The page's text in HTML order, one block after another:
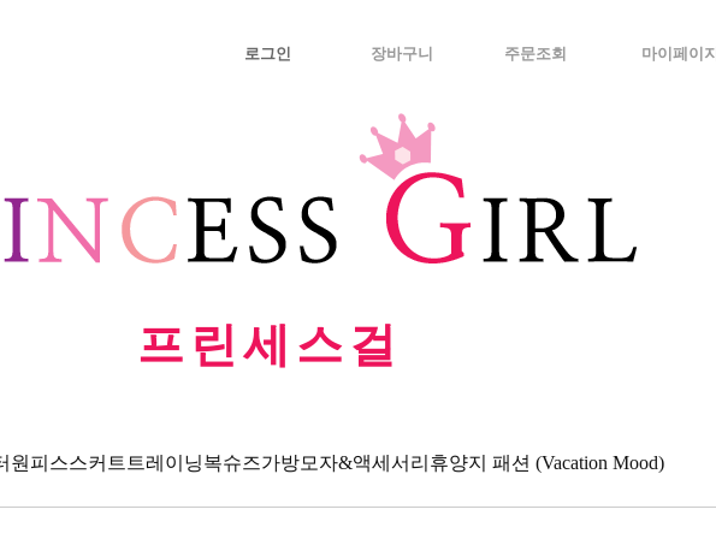
로그인 장바구니 주문조회 마이페이지
프린세스걸
원피스스커트 트레이닝복슈즈가방모자&액세서리 휴양지 패션 (Vacation Mood)